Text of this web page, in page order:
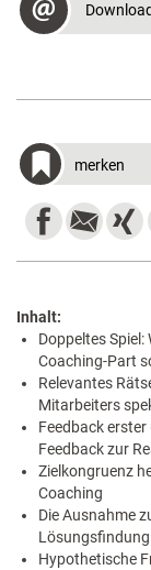
merken
Inhalt:
Doppeltes
Coaching-Part
Relevantes
Mitarbeiters
Feedback
Feedback zur
Zielkongruenz
Coaching
Die Ausnahme
Lösungsfindung
Hypothetische